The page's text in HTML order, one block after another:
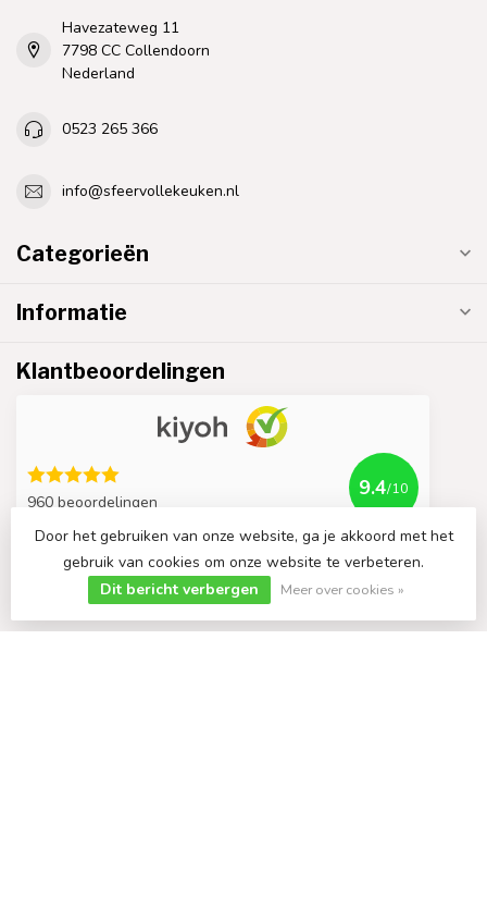
Havezateweg 11
7798 CC Collendoorn
Nederland
0523 265 366
info@sfeervollekeuken.nl
Categorieën
Informatie
Klantbeoordelingen
960 beoordelingen
9.4/10
Bekijk meer
Door het gebruiken van onze website, ga je akkoord met het
gebruik van cookies om onze website te verbeteren.
Dit bericht verbergen
Meer over cookies »